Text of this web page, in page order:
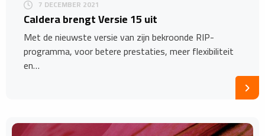
7 DECEMBER 2021
Caldera brengt Versie 15 uit
Met de nieuwste versie van zijn bekroonde RIP-
programma, voor betere prestaties, meer flexibiliteit
en…